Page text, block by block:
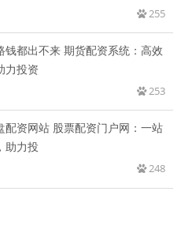
255
钱都出不来 期货配资系统：高效
力投资
253
配资网站 股票配资门户网：一站
助力投
248